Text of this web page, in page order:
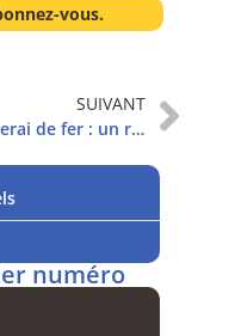
vous.
SUIVANT
Minerai de fer : un rebond éphémère ?
numéro